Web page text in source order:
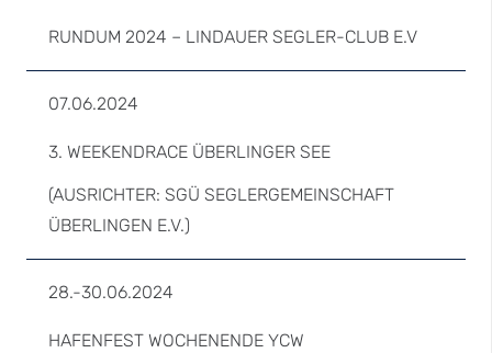
RUNDUM 2024 – LINDAUER SEGLER-CLUB E.V
07.06.2024
3. WEEKENDRACE ÜBERLINGER SEE
(AUSRICHTER: SGÜ SEGLERGEMEINSCHAFT
ÜBERLINGEN E.V.)
28.-30.06.2024
HAFENFEST WOCHENENDE YCW